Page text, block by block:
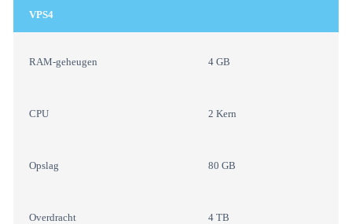
VPS4
RAM-geheugen
CPU
Opslag
Overdracht
4 GB
2 Kern
80 GB
4 TB